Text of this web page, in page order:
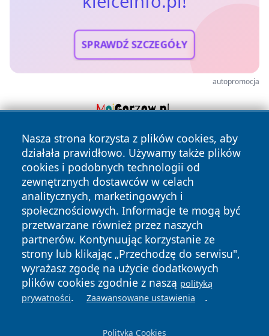
SPRAWDŹ SZCZEGÓŁY
autopromocja
Nasza strona korzysta z plików cookies, aby
działała prawidłowo. Używamy także plików
cookies i podobnych technologii od
zewnętrznych dostawców w celach
analitycznych, marketingowych i
społecznościowych. Informacje te mogą być
przetwarzane również przez naszych
partnerów. Kontynuując korzystanie ze
strony lub klikając „Przechodzę do serwisu",
wyrażasz zgodę na użycie dodatkowych
plików cookies zgodnie z naszą polityką
prywatności. Zaawansowane ustawienia .
Polityka Cookies
Copyright © 2026 kielceinfo.pl Wszystkie prawa zastrzeżone.
News Autorzy
Polityka
Prywatności
Polityka
Cookies